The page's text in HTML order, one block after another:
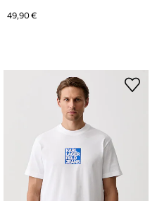
49,90 €